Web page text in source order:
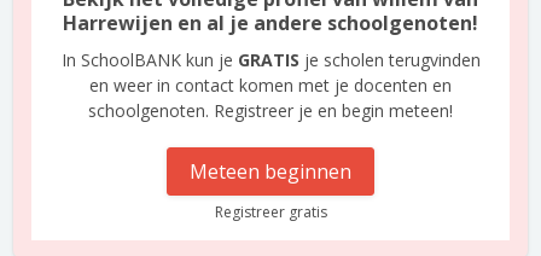
Harrewijen en al je andere schoolgenoten!
In SchoolBANK kun je GRATIS je scholen terugvinden
en weer in contact komen met je docenten en
schoolgenoten. Registreer je en begin meteen!
Meteen beginnen
Registreer gratis